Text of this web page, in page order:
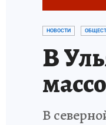
НОВОСТИ
В
В